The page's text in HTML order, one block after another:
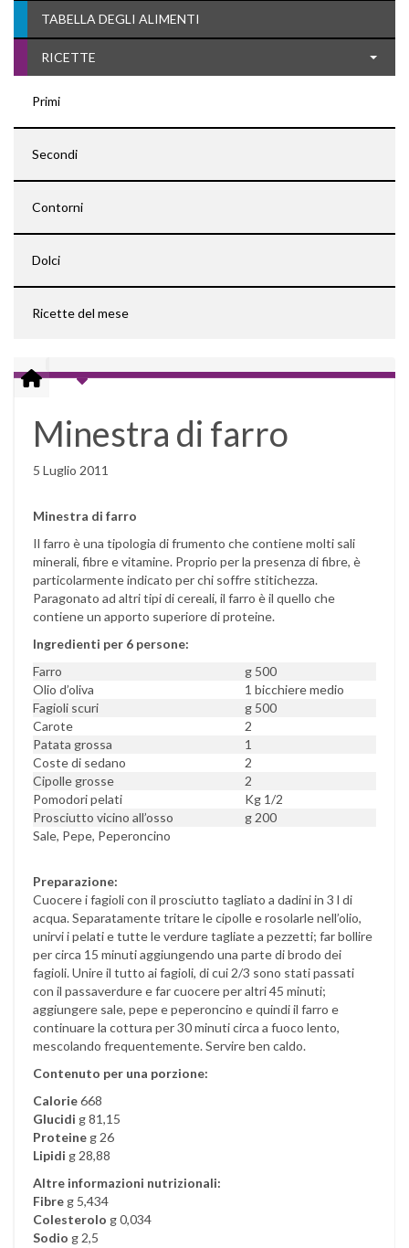
TABELLA DEGLI ALIMENTI
RICETTE
Primi
Secondi
Contorni
Dolci
Ricette del mese
Minestra di farro
5 Luglio 2011
Minestra di farro
Il farro è una tipologia di frumento che contiene molti sali
minerali, fibre e vitamine. Proprio per la presenza di fibre, è
particolarmente indicato per chi soffre stitichezza.
Paragonato ad altri tipi di cereali, il farro è il quello che
contiene un apporto superiore di proteine.
Ingredienti per 6 persone:
Farro
g 500
Olio d’oliva
1 bicchiere medio
Fagioli scuri
g 500
Carote
2
Patata grossa
1
Coste di sedano
2
Cipolle grosse
2
Pomodori pelati
Kg 1/2
Prosciutto vicino all’osso
g 200
Sale, Pepe, Peperoncino
Preparazione:
Cuocere i fagioli con il prosciutto tagliato a dadini in 3 l di
acqua. Separatamente tritare le cipolle e rosolarle nell’olio,
unirvi i pelati e tutte le verdure tagliate a pezzetti; far bollire
per circa 15 minuti aggiungendo una parte di brodo dei
fagioli. Unire il tutto ai fagioli, di cui 2/3 sono stati passati
con il passaverdure e far cuocere per altri 45 minuti;
aggiungere sale, pepe e peperoncino e quindi il farro e
continuare la cottura per 30 minuti circa a fuoco lento,
mescolando frequentemente. Servire ben caldo.
Contenuto per una porzione:
Calorie668
Glucidi g 81,15
Proteine g 26
Lipidi g 28,88
Altre informazioni nutrizionali:
Fibre g 5,434
Colesterolo g 0,034
Sodio g 2,5